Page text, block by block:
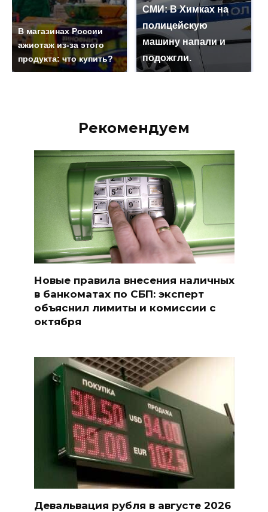
В магазинах России
ажиотаж из-за этого
продукта: что купить?
СМИ: В Химках на
полицейскую
машину напали и
подожгли.
Рекомендуем
Новые правила внесения наличных
в банкоматах по СБП: эксперт
объяснил лимиты и комиссии с
октября
Девальвация рубля в августе 2026